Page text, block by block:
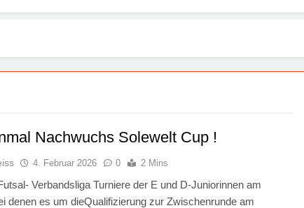
Nachwuchs Solewelt Cup !
4. Februar 2026 0 2 Mins
Verbandsliga Turniere der E und D-Juniorinnen am
denen es um dieQualifizierung zur Zwischenrunde am